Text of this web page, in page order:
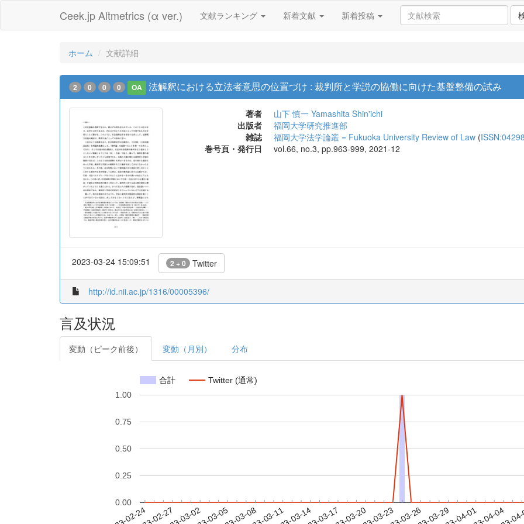
Ceek.jp Altmetrics (α ver.) 文献ランキング 新着文献 新着投稿
ホーム 文献詳細
2 0 0 0 OA 法解釈における立法者意思の位置づけ : 裁判所と学説の協働に向けた基盤整備の試み
著者 山下 慎一 Yamashita Shin'ichi
出版者
福岡大学研究推進部
雑誌
福岡大学法学論叢 = Fukuoka University Review of Law (
巻号頁・発行日
vol.66, no.3, pp.963-999, 2021-12
2023-03-24 15:09:51 2 + 0 Twitter
http://id.nii.ac.jp/1316/00005396/
言及状況
変動（ピーク前後） 変動（月別） 分布
合計 Twitter (通常)
0.00
0.25
0.50
0.75
1.00